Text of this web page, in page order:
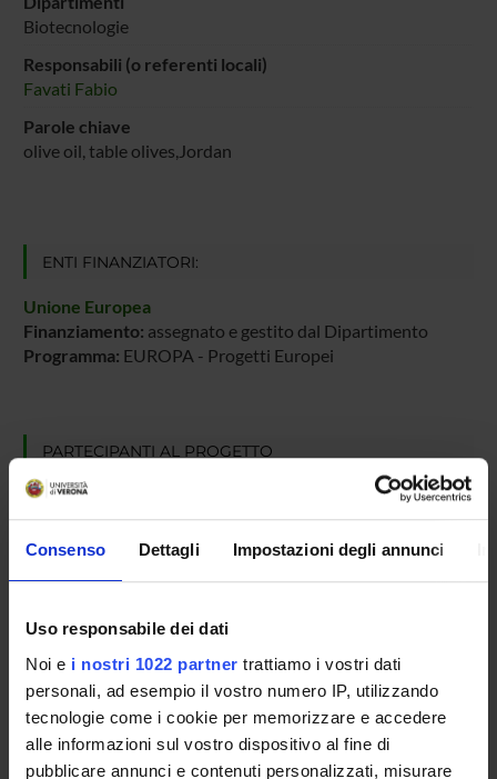
Consenso Dettagli Impostazioni degli annunci
Uso responsabile dei dati
Noi e i nostri 1022 partner trattiamo i vostri dati
personali, ad esempio il vostro numero IP, utilizzando
tecnologie come i cookie per memorizzare e accedere
alle informazioni sul vostro dispositivo al fine di
pubblicare annunci e contenuti personalizzati, misurare
Biotecnologie
Responsabili (o referenti locali)
Favati Fabio
Parole chiave
olive oil, table olives,Jordan
ENTI FINANZIATORI:
Unione Europea
Finanziamento: assegnato e gestito dal Dipartimento
Programma: EUROPA - Progetti Europei
PARTECIPANTI AL PROGETTO
Fabio Favati
Professore associato
COLLABORATORI ESTERNI
Barbara Simonato
Università di Verona Scientifico e Tecnologico Ricercatore